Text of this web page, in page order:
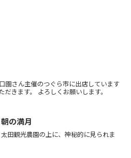
園さん主催のつぐら市に出店しています
きます。 よろしくお願いします。
朝の満月
田観光農園の上に、神秘的に見られま